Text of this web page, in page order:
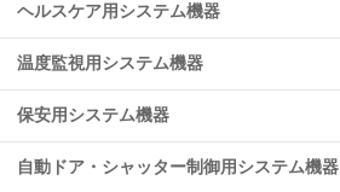
ヘルスケア用システム機器
温度監視用システム機器
保安用システム機器
自動ドア・シャッター制御用システム機器